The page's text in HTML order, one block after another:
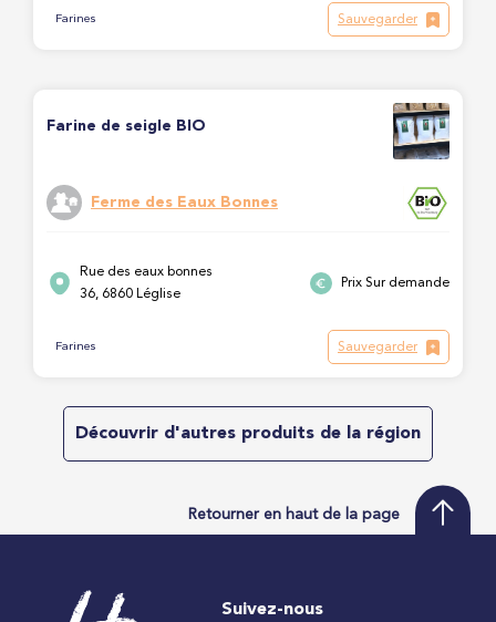
Farines Sauvegarder
Farine de seigle BIO
Ferme des Eaux Bonnes
Rue des eaux bonnes
36, 6860 Léglise
Prix Sur demande
Farines Sauvegarder
Découvrir d'autres produits de la région
Retourner en haut de la page
Suivez-nous